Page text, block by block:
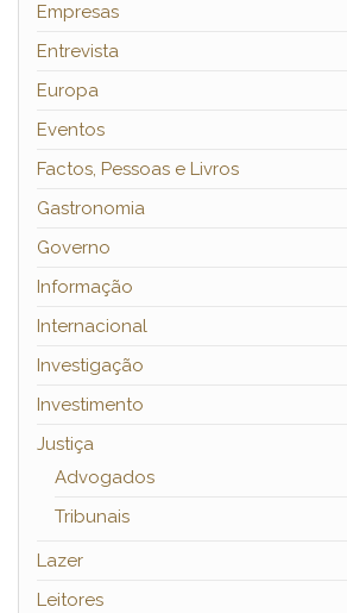
Empresas
Entrevista
Europa
Eventos
Factos, Pessoas e Livros
Gastronomia
Governo
Informação
Internacional
Investigação
Investimento
Justiça
Advogados
Tribunais
Lazer
Leitores